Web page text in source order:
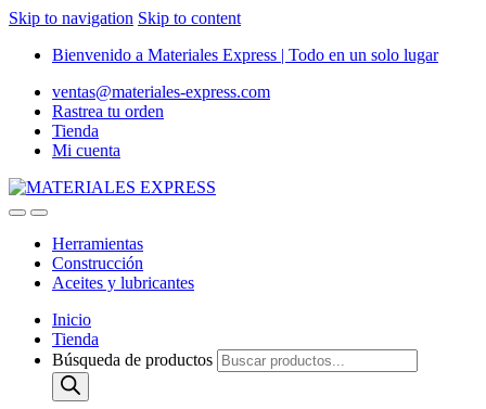
Skip to navigation Skip to content
Bienvenido a Materiales Express | Todo en un solo lugar
ventas@materiales-express.com
Rastrea tu orden
Tienda
Mi cuenta
Herramientas
Construcción
Aceites y lubricantes
Inicio
Tienda
Búsqueda de productos